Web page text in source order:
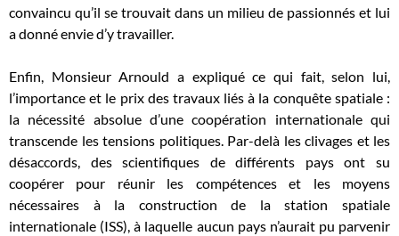
convaincu qu’il se trouvait dans un milieu de passionnés et lui
a donné envie d’y travailler.
Enfin, Monsieur Arnould a expliqué ce qui fait, selon lui,
l’importance et le prix des travaux liés à la conquête spatiale :
la nécessité absolue d’une coopération internationale qui
transcende les tensions politiques. Par-delà les clivages et les
désaccords, des scientifiques de différents pays ont su
coopérer pour réunir les compétences et les moyens
nécessaires à la construction de la station spatiale
internationale (ISS), à laquelle aucun pays n’aurait pu parvenir